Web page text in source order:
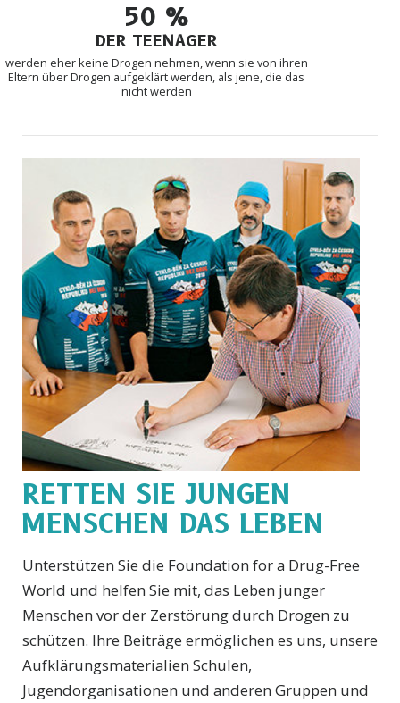
50 %
DER TEENAGER
werden eher keine Drogen nehmen, wenn sie von ihren
Eltern über Drogen aufgeklärt werden, als jene, die das
nicht werden
RETTEN SIE JUNGEN
MENSCHEN DAS LEBEN
Unterstützen Sie die Foundation for a Drug-Free
World und helfen Sie mit, das Leben junger
Menschen vor der Zerstörung durch Drogen zu
schützen. Ihre Beiträge ermöglichen es uns, unsere
Aufklärungsmaterialien Schulen,
Jugendorganisationen und anderen Gruppen und